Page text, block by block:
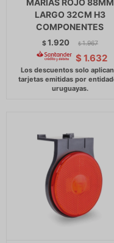
MARIAS ROJO 88MM
LARGO 32CM H3
COMPONENTES
$1.920 $ 1.967
$ 1.632